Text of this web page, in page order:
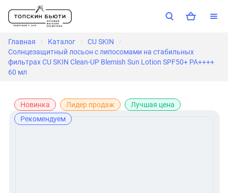
Главная / Каталог / CU SKIN /
Солнцезащитный лосьон с липосомами на стабильных
фильтрах CU SKIN Clean-UP Blemish Sun Lotion SPF50+ PA++++
60 мл
Новинка Лидер продаж
Лучшая цена
Рекомендуем